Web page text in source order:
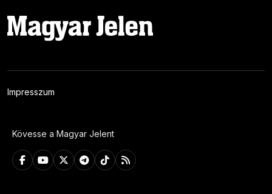
Impresszum
Kövesse a Magyar Jelent